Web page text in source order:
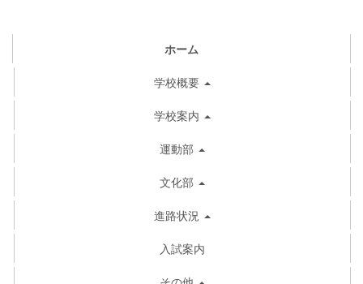
ホーム
学校概要
学校案内
運動部
文化部
進路状況
入試案内